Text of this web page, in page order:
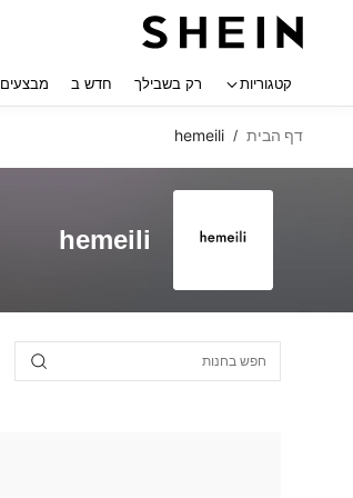
קטגוריות רק בשבילך חדש ב מבצעים
דף הבית /
hemeili
hemeili